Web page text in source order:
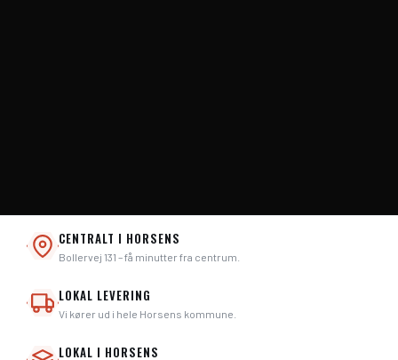
CENTRALT I HORSENS
Bollervej 131 – få minutter fra centrum.
LOKAL LEVERING
Vi kører ud i hele Horsens kommune.
LOKAL I HORSENS